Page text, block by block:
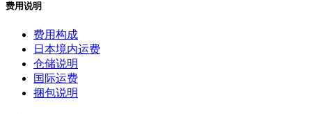
费用说明
费用构成
日本境内运费
仓储说明
国际运费
捆包说明